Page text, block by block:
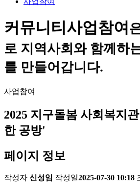
커뮤니티사업참여
로 지역사회와 함께하
를 만들어갑니다.
사업참여
2025 지구돌봄 사회복지
한 공방'
페이지 정보
작성자 신성임 작성일2025-07-30 10:18